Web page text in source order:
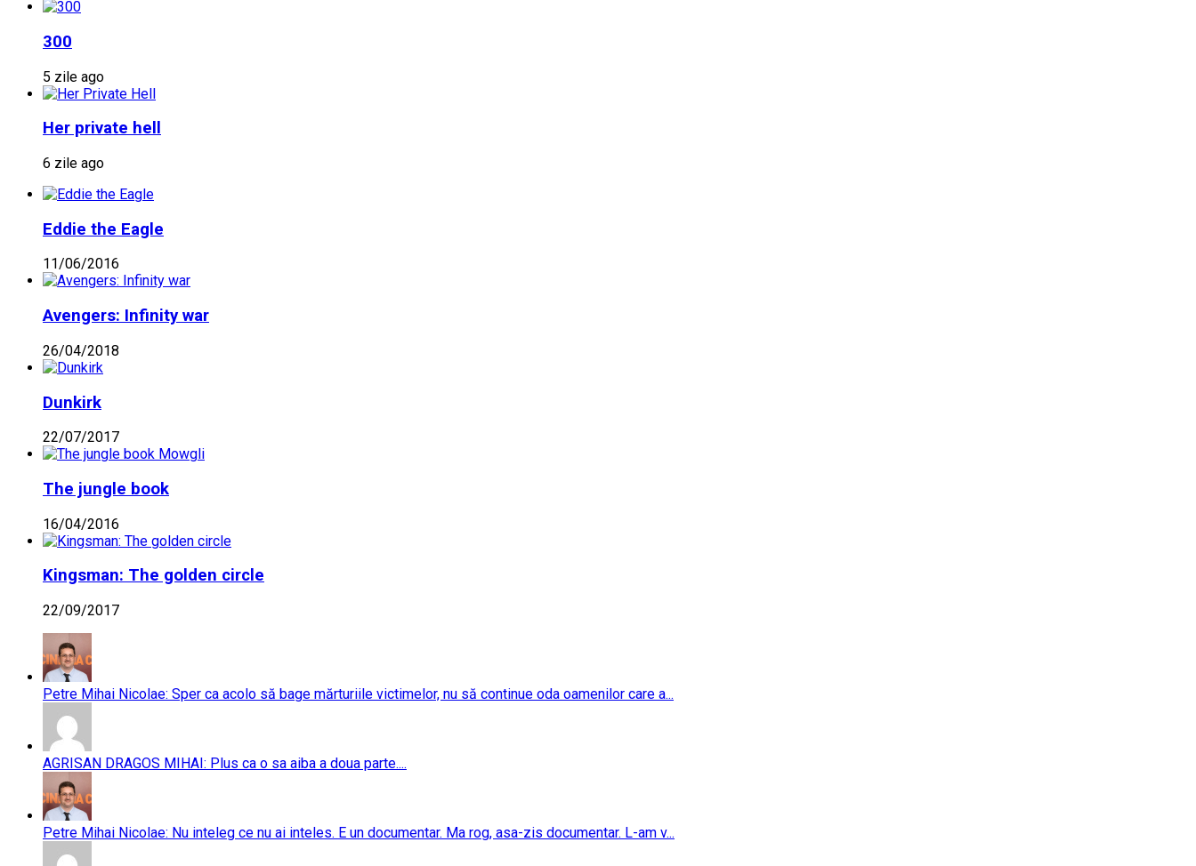
300
5 zile ago
Her private hell
6 zile ago
Eddie the Eagle
11/06/2016
Avengers: Infinity war
26/04/2018
Dunkirk
22/07/2017
The jungle book
16/04/2016
Kingsman: The golden circle
22/09/2017
Petre Mihai Nicolae: Sper ca acolo să bage mărturiile victimelor, nu să continue oda oamenilor care a...
AGRISAN DRAGOS MIHAI: Plus ca o sa aiba a doua parte....
Petre Mihai Nicolae: Nu inteleg ce nu ai inteles. E un documentar. Ma rog, asa-zis documentar. L-am v...